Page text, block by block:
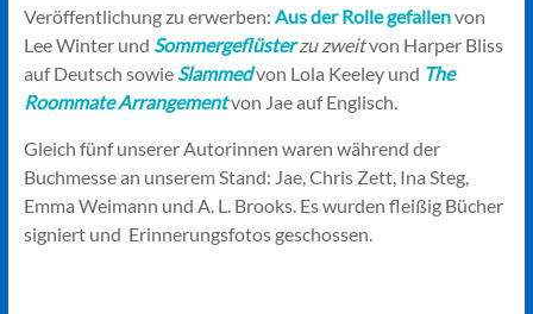
Veröffentlichung zu erwerben: Aus der Rolle gefallenvon
Lee Winter und Sommergeflüsterzu zweitvon Harper Bliss
auf Deutsch sowie Slammedvon Lola Keeley und The
Roommate Arrangementvon Jae auf Englisch.
Gleich fünf unserer Autorinnen waren während der
Buchmesse an unserem Stand: Jae, Chris Zett, Ina Steg,
Emma Weimann und A. L. Brooks. Es wurden fleißig Bücher
signiert und Erinnerungsfotos geschossen.